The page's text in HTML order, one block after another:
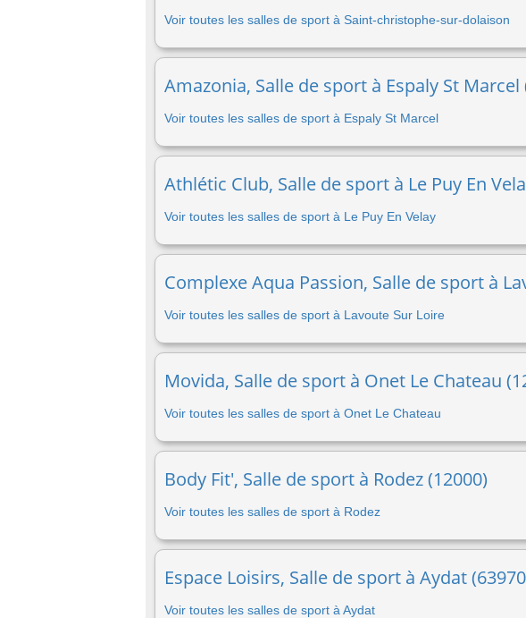
Voir toutes les salles de sport à Saint-christophe-sur-dolaison
Amazonia, Salle de sport à Espaly St Marcel
Voir toutes les salles de sport à Espaly St Marcel
Athlétic Club, Salle de sport à Le Puy En
Voir toutes les salles de sport à Le Puy En Velay
Complexe Aqua Passion, Salle de sport à
Voir toutes les salles de sport à Lavoute Sur Loire
Movida, Salle de sport à Onet Le Chateau
Voir toutes les salles de sport à Onet Le Chateau
Body Fit', Salle de sport à Rodez (12000)
Voir toutes les salles de sport à Rodez
Espace Loisirs, Salle de sport à Aydat
Voir toutes les salles de sport à Aydat